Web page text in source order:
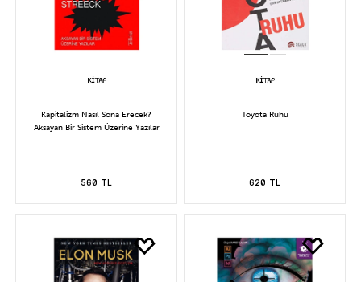
Kapitalizm Nasıl Sona Erecek?
Aksayan Bir Sistem Üzerine Yazılar
560 TL
Toyota Ruhu
620 TL